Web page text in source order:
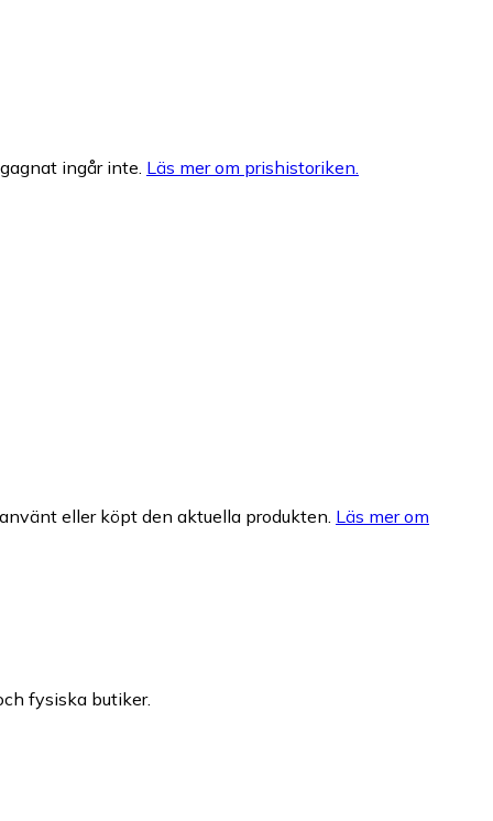
ingår inte. Läs mer om prishistoriken.
eller köpt den aktuella produkten. Läs mer om
fysiska butiker.